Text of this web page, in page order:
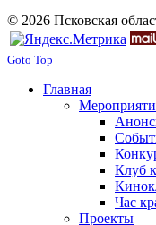
© 2026 Псковская
Goto Top
Главная
Клуб
Час
Проекты